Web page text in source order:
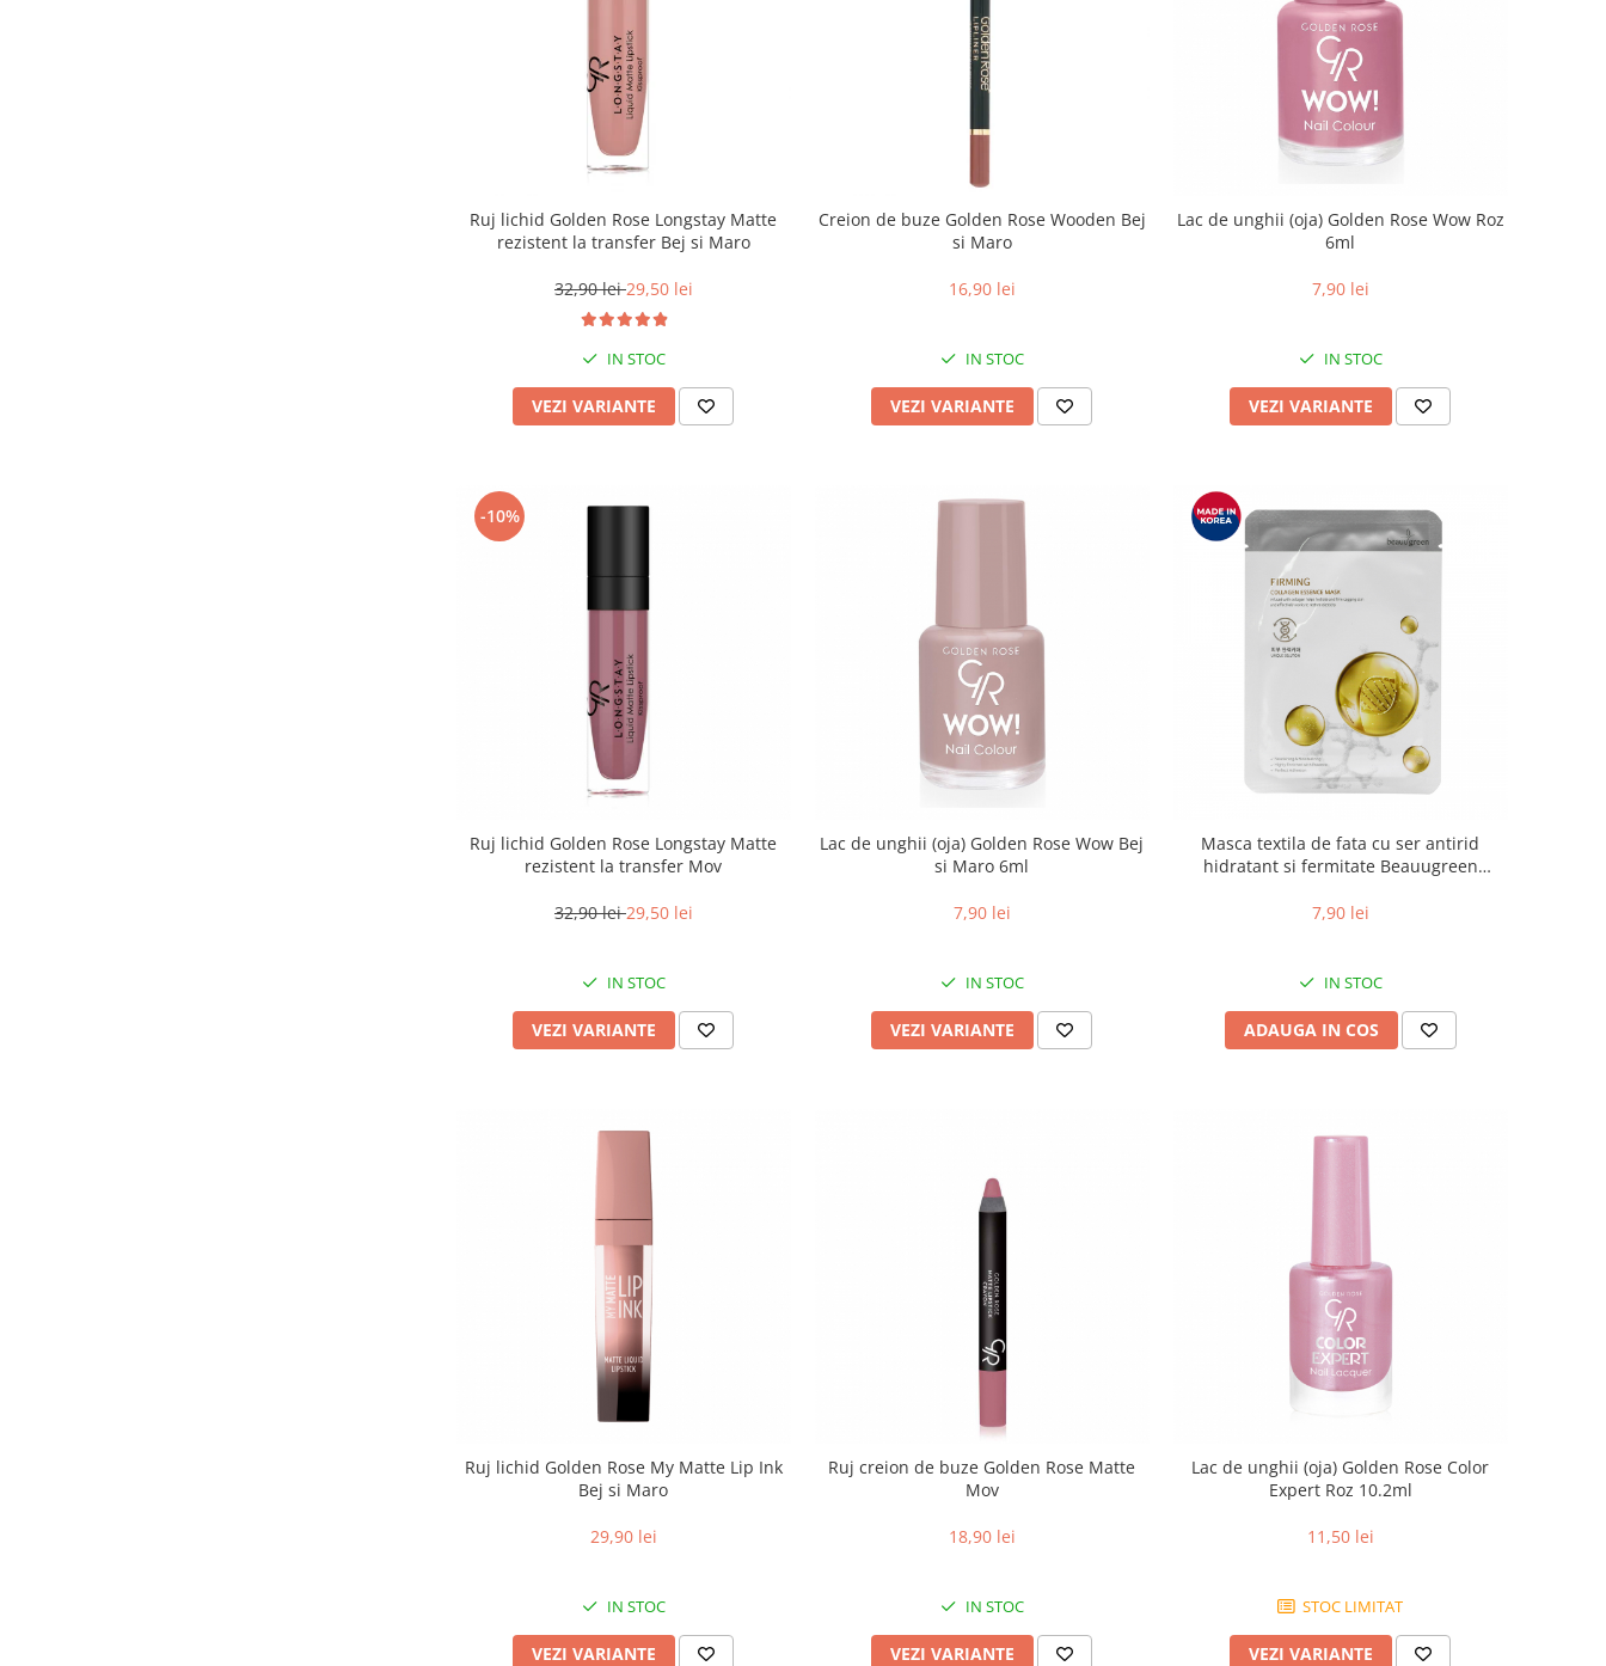
Ruj lichid Golden Rose Longstay Matte
rezistent la transfer Bej si Maro
32,90 lei29,50 lei
IN STOC
VEZI VARIANTE
Creion de buze Golden Rose Wooden Bej
si Maro
16,90 lei
IN STOC
VEZI VARIANTE
Lac de unghii (oja) Golden Rose Wow Roz
6ml
7,90 lei
IN STOC
VEZI VARIANTE
-10%
Ruj lichid Golden Rose Longstay Matte
rezistent la transfer Mov
32,90 lei29,50 lei
IN STOC
VEZI VARIANTE
Lac de unghii (oja) Golden Rose Wow Bej
si Maro 6ml
7,90 lei
IN STOC
VEZI VARIANTE
Masca textila de fata cu ser antirid
hidratant si fermitate Beauugreen
7,90 lei
IN STOC
ADAUGA IN COS
Ruj lichid Golden Rose My Matte Lip Ink
Bej si Maro
29,90 lei
IN STOC
VEZI VARIANTE
Ruj creion de buze Golden Rose Matte
Mov
18,90 lei
IN STOC
VEZI VARIANTE
Lac de unghii (oja) Golden Rose Color
Expert Roz 10.2ml
11,50 lei
STOC LIMITAT
VEZI VARIANTE